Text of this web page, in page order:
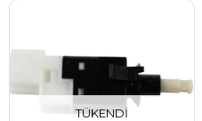
TÜKENDI